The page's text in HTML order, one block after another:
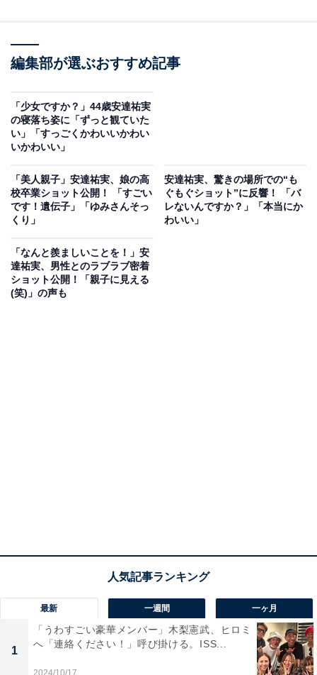
編集部が選ぶおすすめ記事
「少女ですか？」44歳安達祐実
の寝落ち姿に「ずっと観ていた
い」「すっごくかわいいかわい
いかわいい」
「美人親子」安達祐実、娘の高
校卒業ショット公開！ 「すごい
です！遺伝子」「ゆみさんそっ
くり」
安達祐実、驚きの場所での“も
ぐもぐショット”に反響！ 「バ
レないんですか？」「本当にか
わいい」
「なんと羨ましいことを！」安
達祐実、男性とのラブラブ密着
ショット公開！「親子に見える
(笑)」の声も
最新 一週間 一ヶ月
1
「うわすごい豪華メンバー」木梨憲武、ヒロミ
へ「連絡ください！」呼び掛ける。ISS...